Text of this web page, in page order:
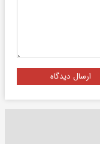
ارسال دیدگاه